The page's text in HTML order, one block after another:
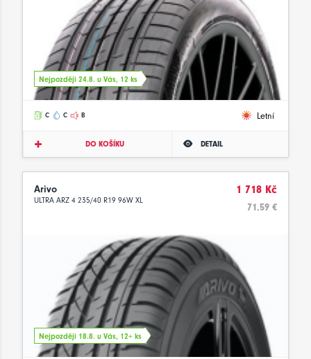
Nejpozději 24.8. u Vás, 12 ks
C C B Letní
DO KOŠÍKU DETAIL
Arivo
ULTRA ARZ 4 235/40 R19 96W XL
1 718 Kč
71.59 €
Nejpozději 18.8. u Vás, 12+ ks